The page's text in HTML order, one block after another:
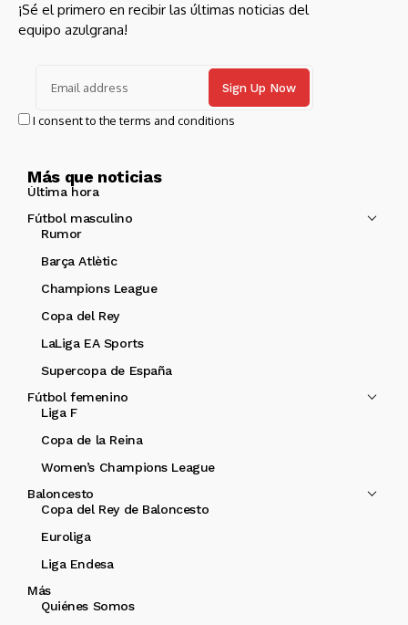
¡Sé el primero en recibir las últimas noticias del
equipo azulgrana!
I consent to the terms and conditions
Más que noticias
Última hora
Fútbol masculino
Rumor
Barça Atlètic
Champions League
Copa del Rey
LaLiga EA Sports
Supercopa de España
Fútbol femenino
Liga F
Copa de la Reina
Women’s Champions League
Baloncesto
Copa del Rey de Baloncesto
Euroliga
Liga Endesa
Más
Quiénes Somos